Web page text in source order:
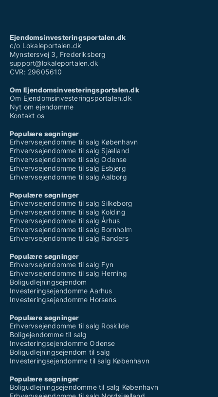
Ejendomsinvesteringsportalen.dk
c/o Lokaleportalen.dk
Mynstersvej 3, Frederiksberg
support@lokaleportalen.dk
CVR: 29605610
Om Ejendomsinvesteringsportalen.dk
Om Ejendomsinvesteringsportalen.dk
Nyt om ejendomme
Kontakt os
Populære søgninger
Erhvervsejendomme til salg København
Erhvervsejendomme til salg Sjælland
Erhvervsejendomme til salg Odense
Erhvervsejendomme til salg Esbjerg
Erhvervsejendomme til salg Aalborg
Populære søgninger
Erhvervsejendomme til salg Silkeborg
Erhvervsejendomme til salg Kolding
Erhvervsejendomme til salg Århus
Erhvervsejendomme til salg Bornholm
Erhvervsejendomme til salg Randers
Populære søgninger
Erhvervsejendomme til salg Fyn
Erhvervsejendomme til salg Herning
Boligudlejningsejendom
Investeringsejendomme Aarhus
Investeringsejendomme Horsens
Populære søgninger
Erhvervsejendomme til salg Roskilde
Boligejendomme til salg
Investeringsejendomme Odense
Boligudlejningsejendom til salg
Investeringsejendomme til salg København
Populære søgninger
Boligudlejningsejendomme til salg København